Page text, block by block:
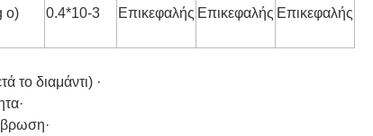
o) 0.4*10-3 Επικεφαλής Επικεφαλής Επικεφαλής
το διαμάντι) ·